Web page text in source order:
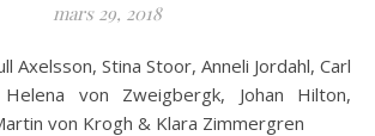
mars 29, 2018
von Zweigbergk, Johan Hilton,
von Krogh & Klara Zimmergren